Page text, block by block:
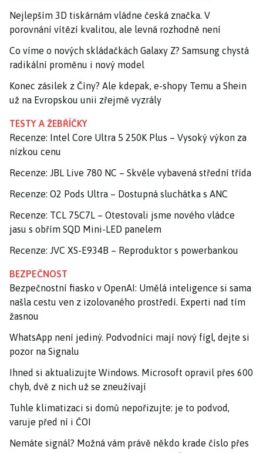
Nejlepším 3D tiskárnám vládne česká značka. V
porovnání vítězí kvalitou, ale levná rozhodně není
Co víme o nových skládačkách Galaxy Z? Samsung chystá
radikální proměnu i nový model
Konec zásilek z Číny? Ale kdepak, e-shopy Temu a Shein
už na Evropskou unii zřejmě vyzrály
TESTY A ŽEBŘÍČKY
Recenze: Intel Core Ultra 5 250K Plus – Vysoký výkon za
nízkou cenu
Recenze: JBL Live 780 NC – Skvěle vybavená střední třída
Recenze: O2 Pods Ultra – Dostupná sluchátka s ANC
Recenze: TCL 75C7L – Otestovali jsme nového vládce
jasu s obřím SQD Mini-LED panelem
Recenze: JVC XS-E934B – Reproduktor s powerbankou
BEZPEČNOST
Bezpečnostní fiasko v OpenAI: Umělá inteligence si sama
našla cestu ven z izolovaného prostředí. Experti nad tím
žasnou
WhatsApp není jediný. Podvodníci mají nový fígl, dejte si
pozor na Signalu
Ihned si aktualizujte Windows. Microsoft opravil přes 600
chyb, dvě z nich už se zneužívají
Tuhle klimatizaci si domů nepořizujte: je to podvod,
varuje před ní i ČOI
Nemáte signál? Možná vám právě někdo krade číslo přes